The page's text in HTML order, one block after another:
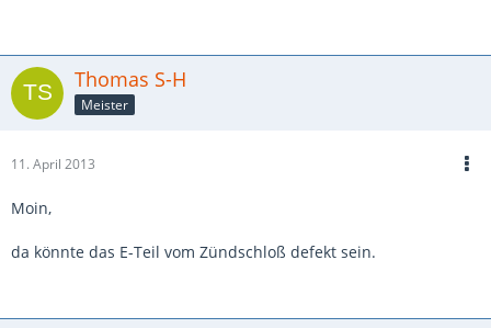
Thomas S-H
Meister
11. April 2013
Moin,
da könnte das E-Teil vom Zündschloß defekt sein.